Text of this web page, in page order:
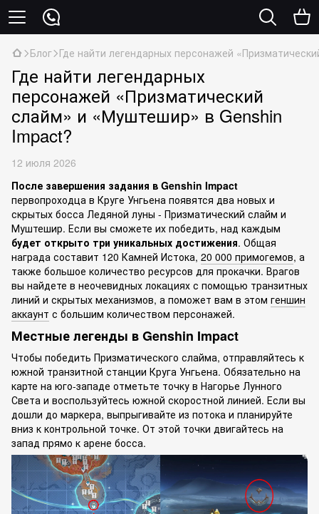
Блог Где найти легендарных персонажей
Где найти легендарных
персонажей «Призматический
слайм» и «Муштешир» в Genshin
Impact?
12 июля 2026
После завершения задания в Genshin Impact
первопроходца в Круге Унгьена появятся два новых и
скрытых босса Ледяной луны - Призматический слайм и
Муштешир. Если вы сможете их победить, над каждым
будет открыто три уникальных достижения. Общая
награда составит 120 Камней Истока, 20 000 примогемов, а
также большое количество ресурсов для прокачки. Врагов
вы найдете в неочевидных локациях с помощью транзитных
линий и скрытых механизмов, а поможет вам в этом геншин
аккаунт с большим количеством персонажей.
Местные легенды в Genshin Impact
Чтобы победить Призматического слайма, отправляйтесь к
южной транзитной станции Круга Унгьена. Обязательно на
карте на юго-западе отметьте точку в Нагорье Лунного
Света и воспользуйтесь южной скоростной линией. Если вы
дошли до маркера, выпрыгивайте из потока и планируйте
вниз к контрольной точке. От этой точки двигайтесь на
запад прямо к арене босса.